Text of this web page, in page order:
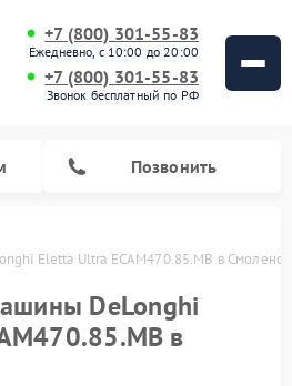
+7 (800) 301-55-83
Ежедневно, с 10:00 до 20:00
+7 (800) 301-55-83
Звонок бесплатный по РФ
Позвонить
Eletta Ultra ECAM470.85.MB в
DeLonghi
в